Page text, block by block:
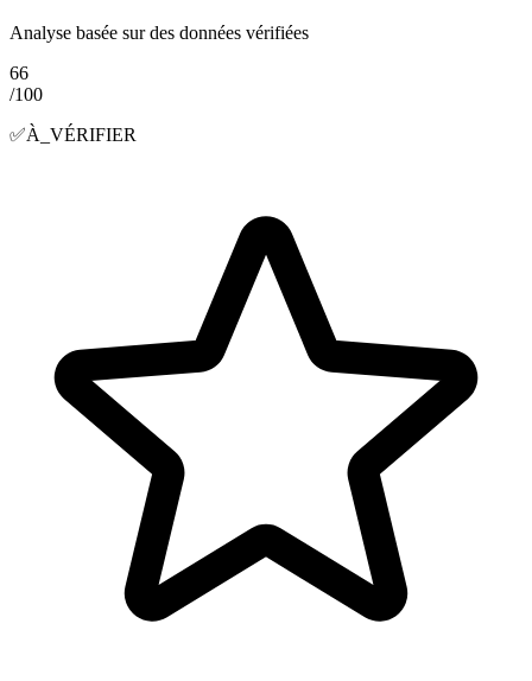
Analyse basée sur des données vérifiées
66
/100
✅À_VÉRIFIER